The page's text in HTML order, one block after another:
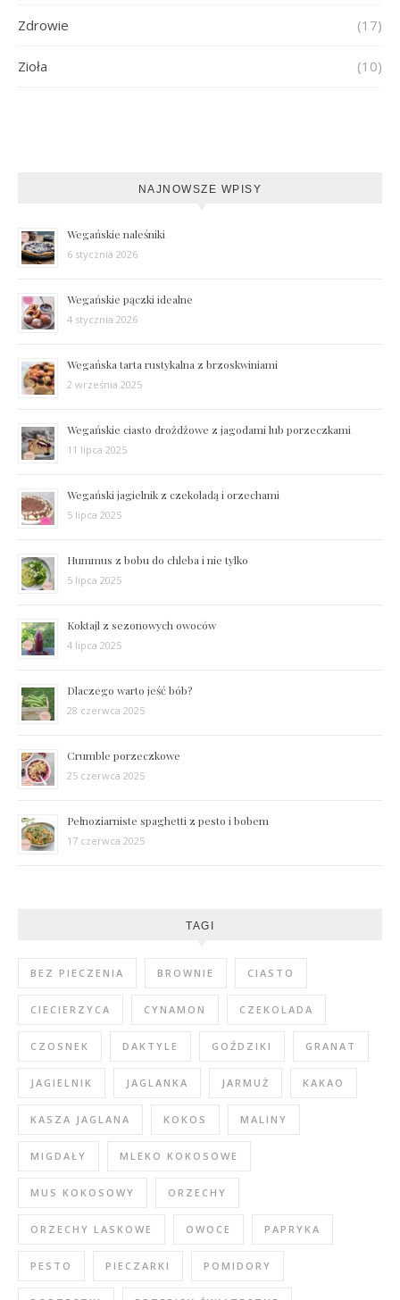
Zdrowie (17)
Zioła (10)
NAJNOWSZE WPISY
Wegańskie naleśniki
6 stycznia 2026
Wegańskie pączki idealne
4 stycznia 2026
Wegańska tarta rustykalna z brzoskwiniami
2 września 2025
Wegańskie ciasto drożdżowe z jagodami lub porzeczkami
11 lipca 2025
Wegański jagielnik z czekoladą i orzechami
5 lipca 2025
Hummus z bobu do chleba i nie tylko
5 lipca 2025
Koktajl z sezonowych owoców
4 lipca 2025
Dlaczego warto jeść bób?
28 czerwca 2025
Crumble porzeczkowe
25 czerwca 2025
Pełnoziarniste spaghetti z pesto i bobem
17 czerwca 2025
TAGI
BEZ PIECZENIA BROWNIE CIASTO
CIECIERZYCA CYNAMON CZEKOLADA
CZOSNEK DAKTYLE GOŹDZIKI GRANAT
JAGIELNIK JAGLANKA JARMUŻ KAKAO
KASZA JAGLANA KOKOS MALINY
MIGDAŁY MLEKO KOKOSOWE
MUS KOKOSOWY ORZECHY
ORZECHY LASKOWE OWOCE PAPRYKA
PESTO PIECZARKI POMIDORY